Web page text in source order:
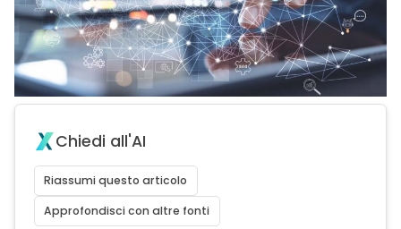
Chiedi all'AI
Riassumi questo articolo
Approfondisci con altre fonti